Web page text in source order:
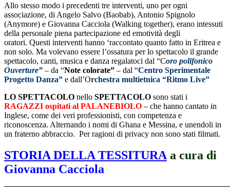
Allo stesso modo i precedenti tre interventi, uno per ogni
associazione, di Angelo Salvo (Baobab), Antonio Spignolo
(Anymore) e Giovanna Cacciola (Walking together), erano intessuti
della personale piena partecipazione ed emotività degli
oratori. Questi interventi hanno ‘raccontato quanto fatto in Eritrea e
non solo. Ma volevano essere l’ossatura per lo spettacolo il grande
spettacolo, canti, musica e danza regalatoci dal “Coro polifonico
Ouverture” – da “Note colorate” – dal “Centro Sperimentale
Progetto Danza” e dall’Orchestra multietnica “Ritmo Live”
LO SPETTACOLO nello SPETTACOLO sono stati i
RAGAZZI ospitati al PALANEBIOLO – che hanno cantato in
Inglese, come dei veri professionisti, con competenza e
riconoscenza. Alternando i nomi di Ghana e Messina, e unendoli in
un fraterno abbraccio. Per ragioni di privacy non sono stati filmati.
STORIA DELLA TESSITURAa cura di
Giovanna Cacciola